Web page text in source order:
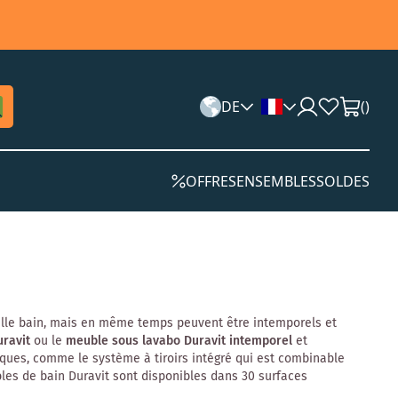
DE ()
OFFRESENSEMBLESSOLDES
bain, mais en même temps peuvent être intemporels et
ou le meuble sous lavabo Duravit intemporelet
comme le système à tiroirs intégré qui est combinable
de bain Duravit sont disponibles dans 30 surfaces